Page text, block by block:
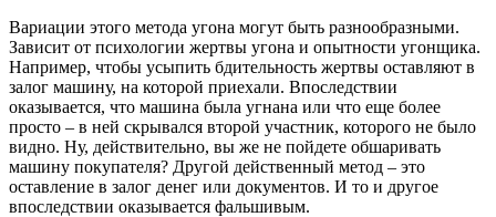
Вариации этого метода угона могут быть разнообразными.
Зависит от психологии жертвы угона и опытности угонщика.
Например, чтобы усыпить бдительность жертвы оставляют в
залог машину, на которой приехали. Впоследствии
оказывается, что машина была угнана или что еще более
просто – в ней скрывался второй участник, которого не было
видно. Ну, действительно, вы же не пойдете обшаривать
машину покупателя? Другой действенный метод – это
оставление в залог денег или документов. И то и другое
впоследствии оказывается фальшивым.